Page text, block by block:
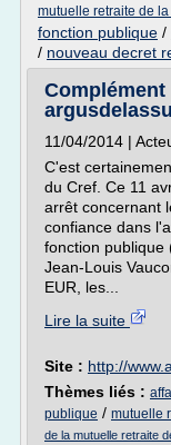
mutuelle retraite de
fonction publique /
/ nouveau decret
11/04/2014 |
C'est
du Cref. Ce 11
arrêt concernant
confiance dans
fonction publique
Jean-Louis
EUR, les...
Lire la suite
Site : http://
Thèmes liés :
publique / mutuelle
de la mutuelle retraite